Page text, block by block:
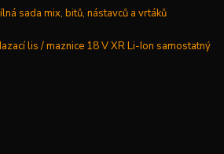
sada mix, bitů, nástavců a vrtáků
lis / maznice 18 V XR Li-Ion samostatný